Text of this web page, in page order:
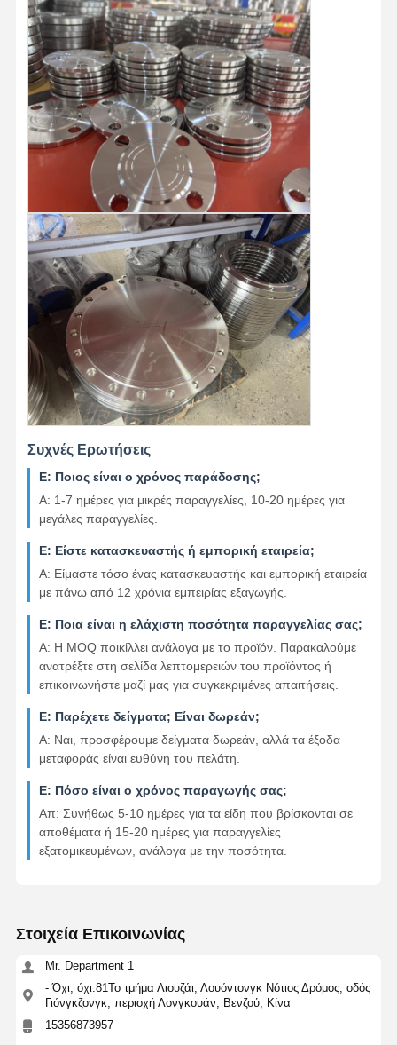
Συχνές Ερωτήσεις
Ε: Ποιος είναι ο χρόνος παράδοσης;
Α: 1-7 ημέρες για μικρές παραγγελίες, 10-20 ημέρες για
μεγάλες παραγγελίες.
Ε: Είστε κατασκευαστής ή εμπορική εταιρεία;
Α: Είμαστε τόσο ένας κατασκευαστής και εμπορική εταιρεία
με πάνω από 12 χρόνια εμπειρίας εξαγωγής.
Ε: Ποια είναι η ελάχιστη ποσότητα παραγγελίας σας;
Α: Η MOQ ποικίλλει ανάλογα με το προϊόν. Παρακαλούμε
ανατρέξτε στη σελίδα λεπτομερειών του προϊόντος ή
επικοινωνήστε μαζί μας για συγκεκριμένες απαιτήσεις.
Ε: Παρέχετε δείγματα; Είναι δωρεάν;
Α: Ναι, προσφέρουμε δείγματα δωρεάν, αλλά τα έξοδα
μεταφοράς είναι ευθύνη του πελάτη.
Ε: Πόσο είναι ο χρόνος παραγωγής σας;
Απ: Συνήθως 5-10 ημέρες για τα είδη που βρίσκονται σε
αποθέματα ή 15-20 ημέρες για παραγγελίες
εξατομικευμένων, ανάλογα με την ποσότητα.
Στοιχεία Επικοινωνίας
Mr. Department 1
- Όχι, όχι.81Το τμήμα Λιουζάι, Λουόντονγκ Νότιος Δρόμος, οδός
Γιόνγκζονγκ, περιοχή Λονγκουάν, Βενζού, Κίνα
15356873957